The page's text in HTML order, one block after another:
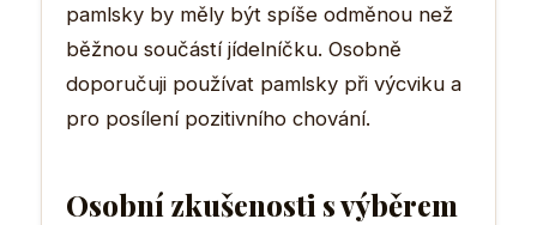
pamlsky by měly být spíše odměnou než
běžnou součástí jídelníčku. Osobně
doporučuji používat pamlsky při výcviku a
pro posílení pozitivního chování.
Osobní zkušenosti s výběrem